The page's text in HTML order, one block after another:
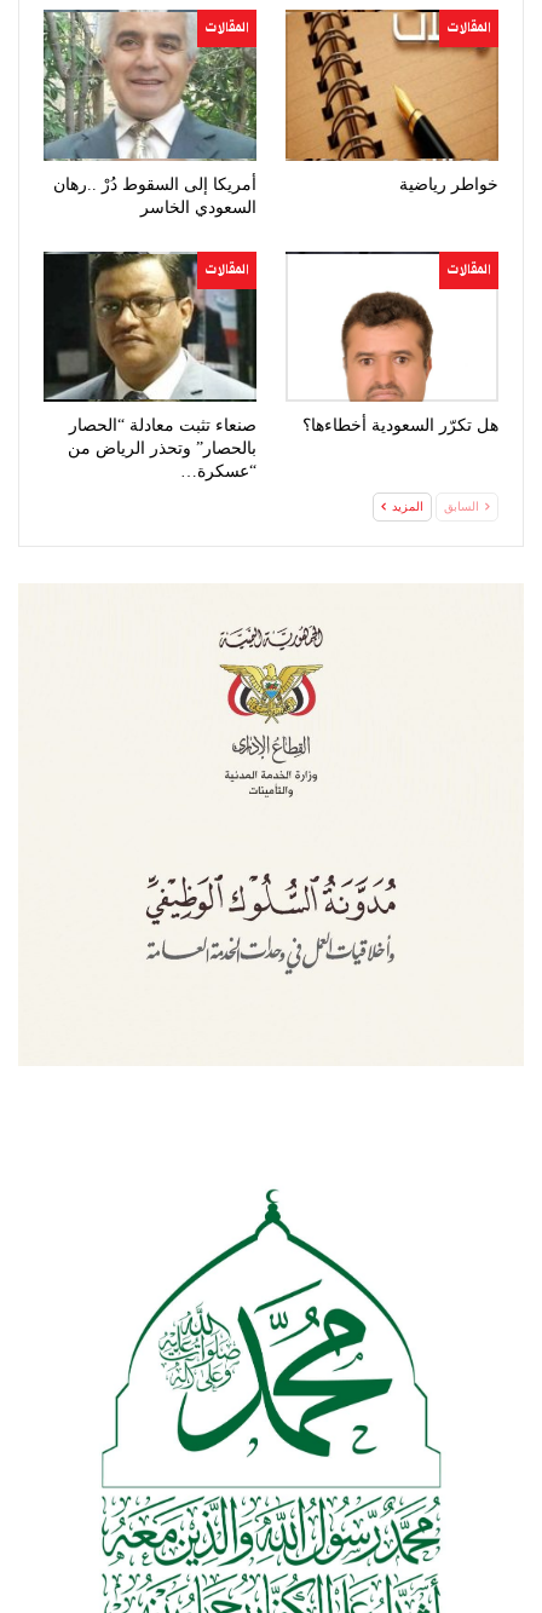
المقالات
خواطر رياضية
المقالات
أمريكا إلى السقوط دُرْ ..رهان
السعودي الخاسر
المقالات
هل تكرّر السعودية أخطاءها؟
المقالات
صنعاء تثبت معادلة “الحصار
بالحصار” وتحذر الرياض من
“عسكرة…
السابق المزيد